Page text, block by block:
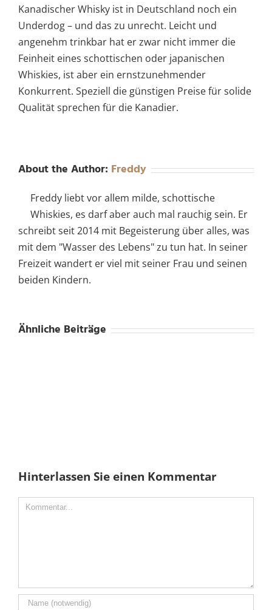
Kanadischer Whisky ist in Deutschland noch ein
Underdog – und das zu unrecht. Leicht und
angenehm trinkbar hat er zwar nicht immer die
Feinheit eines schottischen oder japanischen
Whiskies, ist aber ein ernstzunehmender
Konkurrent. Speziell die günstigen Preise für solide
Qualität sprechen für die Kanadier.
About the Author: Freddy
Freddy liebt vor allem milde, schottische
Whiskies, es darf aber auch mal rauchig sein. Er
schreibt seit 2014 mit Begeisterung über alles, was
mit dem "Wasser des Lebens" zu tun hat. In seiner
Freizeit wandert er viel mit seiner Frau und seinen
beiden Kindern.
Ähnliche Beiträge
Hinterlassen Sie einen Kommentar
Comment